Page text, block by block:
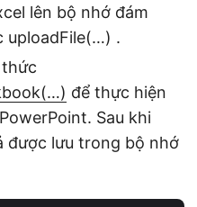
lên bộ nhớ đám
uploadFile(…) .
để thực hiện
Sau khi
được lưu trong bộ nhớ